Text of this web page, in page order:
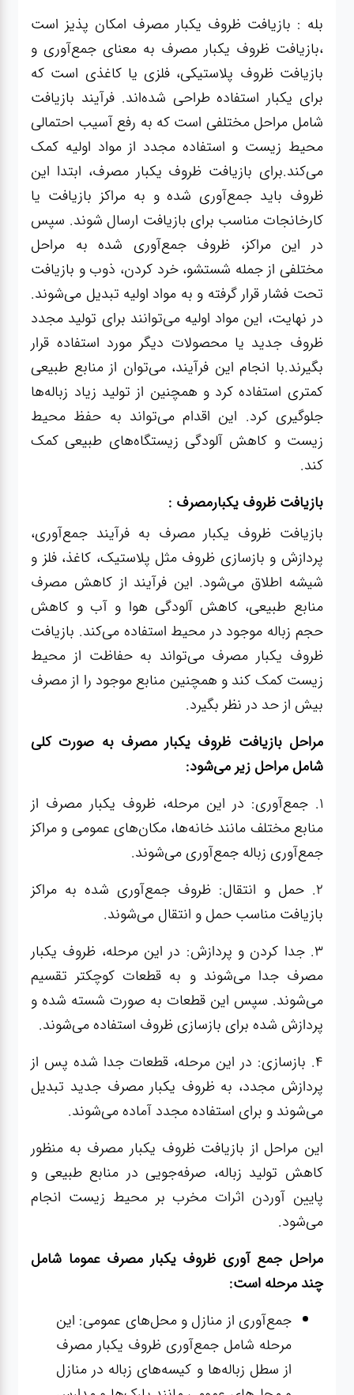
زودپز،قابلمه،تابه
کلمن،فلاسک،قمقمه
بانکه،پاسماوری،جا
ادویه
کتری قوری
سطل
زباله،سرویس
بهداشتی،حمام
عطر،خوشبو کننده
جشن و تولد
سرویس های
چینی تقدس
بله : بازیافت ظروف یکبار مصرف امکان پذیز است
،بازیافت ظروف یکبار مصرف به معنای جمع‌آوری و
بازیافت ظروف پلاستیکی، فلزی یا کاغذی است که
برای یکبار استفاده طراحی شده‌اند. فرآیند بازیافت
شامل مراحل مختلفی است که به رفع آسیب احتمالی
محیط زیست و استفاده مجدد از مواد اولیه کمک
می‌کند.برای بازیافت ظروف یکبار مصرف، ابتدا این
ظروف باید جمع‌آوری شده و به مراکز بازیافت یا
کارخانجات مناسب برای بازیافت ارسال شوند. سپس
در این مراکز، ظروف جمع‌آوری شده به مراحل
مختلفی از جمله شستشو، خرد کردن، ذوب و بازیافت
تحت فشار قرار گرفته و به مواد اولیه تبدیل می‌شوند.
در نهایت، این مواد اولیه می‌توانند برای تولید مجدد
ظروف جدید یا محصولات دیگر مورد استفاده قرار
بگیرند.با انجام این فرآیند، می‌توان از منابع طبیعی
کمتری استفاده کرد و همچنین از تولید زیاد زباله‌ها
جلوگیری کرد. این اقدام می‌تواند به حفظ محیط
زیست و کاهش آلودگی زیستگاه‌های طبیعی کمک
کند.
بازیافت ظروف یکبارمصرف :
بازیافت ظروف یکبار مصرف به فرآیند جمع‌آوری،
پردازش و بازسازی ظروف مثل پلاستیک، کاغذ، فلز و
شیشه اطلاق می‌شود. این فرآیند از کاهش مصرف
منابع طبیعی، کاهش آلودگی هوا و آب و کاهش
حجم زباله موجود در محیط استفاده می‌کند. بازیافت
ظروف یکبار مصرف می‌تواند به حفاظت از محیط
زیست کمک کند و همچنین منابع موجود را از مصرف
بیش از حد در نظر بگیرد.
مراحل بازیافت ظروف یکبار مصرف به صورت کلی
شامل مراحل زیر می‌شود:
۱. جمع‌آوری: در این مرحله، ظروف یکبار مصرف از
منابع مختلف مانند خانه‌ها، مکان‌های عمومی و مراکز
جمع‌آوری زباله جمع‌آوری می‌شوند.
۲. حمل و انتقال: ظروف جمع‌آوری شده به مراکز
بازیافت مناسب حمل و انتقال می‌شوند.
۳. جدا کردن و پردازش: در این مرحله، ظروف یکبار
مصرف جدا می‌شوند و به قطعات کوچکتر تقسیم
می‌شوند. سپس این قطعات به صورت شسته شده و
پردازش شده برای بازسازی ظروف استفاده می‌شوند.
۴. بازسازی: در این مرحله، قطعات جدا شده پس از
پردازش مجدد، به ظروف یکبار مصرف جدید تبدیل
می‌شوند و برای استفاده مجدد آماده می‌شوند.
این مراحل از بازیافت ظروف یکبار مصرف به منظور
کاهش تولید زباله، صرفه‌جویی در منابع طبیعی و
پایین آوردن اثرات مخرب بر محیط زیست انجام
می‌شود.
مراحل جمع آوری ظروف یکبار مصرف عموما شامل
چند مرحله است:
جمع‌آوری از منازل و محل‌های عمومی: این
مرحله شامل جمع‌آوری ظروف یکبار مصرف
از سطل زباله‌ها و کیسه‌های زباله در منازل